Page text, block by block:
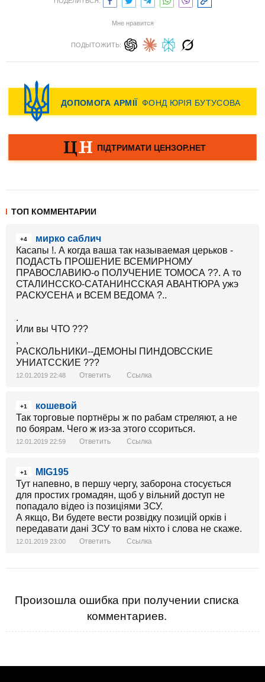
Мне нравится
ПОДЫТОЖИТЬ:
ТОП КОММЕНТАРИИ
+4
мирко саблич
Касапы !. А когда ваша так называемая церьков -
ПОДАСТЬ ПРОШЕНИЕ ВСЕМИРНОМУ
ПРАВОСЛАВИЮ-о ПОЛУЧЕНИЕ ТОМОСА ??. А то
СТАЛИНССКО-САТАНИНССКАЯ АВАНТЮРА ужэ
РАСКУСЕНА и ВСЕМ ВЕДОМА ?..
.
Или вы ЧТО ???
,
РАСКОЛЬНИКИ--ДЕМОНЫ ПИНДОВССКИЕ
УНИАТССКИЕ ???
12.01.2019 22:48 Ответить Ссылка
+1
кошевой
Так торговые портнёры ж по рабам стреляют, а не
по боярам. Чего ж из-за этого ссориться.
12.01.2019 22:59 Ответить Ссылка
+1
MIG195
Тут напевно, в першу чергу, заборона стосується
для простих громадян, щоб у вільний доступ не
попадало відео із позиціями ЗСУ.
А якщо, Ви будете вести розвідку позицій орків і
передавати дані ЗСУ то вам ніхто і слова не скаже.
12.01.2019 23:00 Ответить Ссылка
Произошла ошибка при получении списка
комментариев.